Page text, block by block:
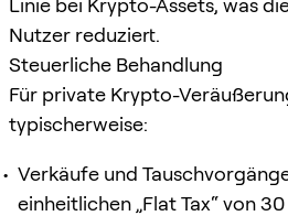
Linie bei Krypto-Assets, was
Nutzer reduziert.
Steuerliche Behandlung
Für private Krypto-
typischerweise:
Verkäufe und
einheitlichen „Flat Tax“ von